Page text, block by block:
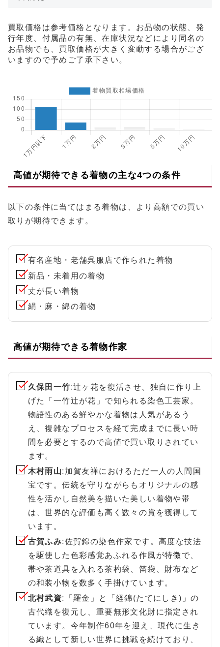
買取価格は参考価格となります。お品物の状態、発
行年度、付属品の有無、在庫状況などにより同名の
お品物でも、買取価格が大きく変動する場合がござ
いますので予めご了承下さい。
高値が期待できる着物の主な4つの条件
以下の条件に当てはまる着物は、より高額での買い
取りが期待できます。
有名産地・老舗呉服店で作られた着物
新品・未着用の着物
丈が長い着物
絹・麻・綿の着物
高値が期待できる着物作家
久保田一竹:辻ヶ花を復活させ、独自に作り上
げた「一竹辻が花」で知られる染色工芸家。
物語性のある鮮やかな着物は人気があるう
え、複雑なプロセスを経て完成までに長い時
間を必要とするので高値で買い取りされてい
ます。
木村雨山:加賀友禅におけるただ一人の人間国
宝です。伝統を守りながらもオリジナルの感
性を活かし自然美を描いた美しい着物や帯
は、世界的な評価も高く数々の賞を獲得して
います。
古賀ふみ:佐賀錦の染色作家です。高度な技法
を駆使した色彩感覚あふれる作風が特徴で、
帯や茶道具を入れる茶杓袋、笛袋、財布など
の和装小物を数多く手掛けています。
北村武資:「羅金」と「経錦(たてにしき)」の
古代織を復元し、重要無形文化財に指定され
ています。今年制作60年を迎え、現代に生き
る織として新しい世界に挑戦を続けており、